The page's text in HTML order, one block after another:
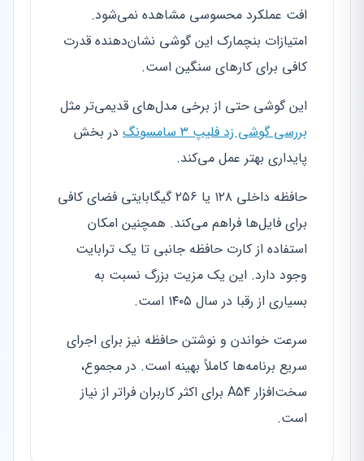
افت عملکرد محسوسی مشاهده نمی‌شود.
امتیازات بنچمارک این گوشی نشان‌دهنده قدرت
کافی برای کارهای سنگین است.
این گوشی حتی از برخی مدل‌های قدیمی‌تر مثل
بررسی گوشی زد فلیپ ۳ سامسونگ
در بخش
پایداری بهتر عمل می‌کند.
حافظه داخلی ۱۲۸ یا ۲۵۶ گیگابایتی فضای کافی
برای فایل‌ها فراهم می‌کند. همچنین امکان
استفاده از کارت حافظه جانبی تا یک ترابایت
وجود دارد. این یک مزیت بزرگ نسبت به
بسیاری از رقبا در سال ۱۴۰۵ است.
سرعت خواندن و نوشتن حافظه نیز برای اجرای
سریع برنامه‌ها کاملاً بهینه است. در مجموع،
سخت‌افزار A54 برای اکثر کاربران فراتر از نیاز
است.